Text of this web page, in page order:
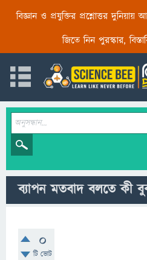
বিজ্ঞান ও প্রযুক্তির প্রশ্নোত্তর দুনিয়ায়
জিতে নিন পুরস্কার,
ব্যাপন মতবাদ বলতে কী
0
টি ভোট